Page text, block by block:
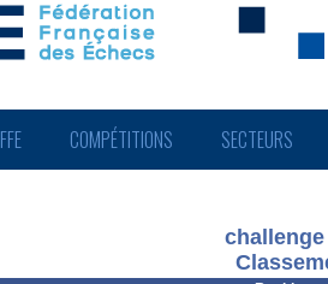
FFE COMPÉTITIONS SECTEURS
challenge